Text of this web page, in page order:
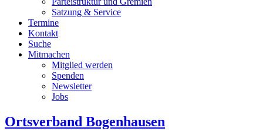
Satzung & Service
Termine
Kontakt
Suche
Mitmachen
Mitglied werden
Spenden
Newsletter
Jobs
Ortsverband Bogenhausen